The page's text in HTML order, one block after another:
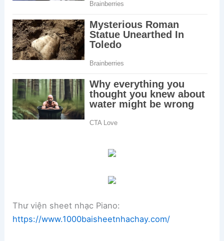
Thư viện sheet nhạc Piano:
https://www.1000baisheetnhachay.com/